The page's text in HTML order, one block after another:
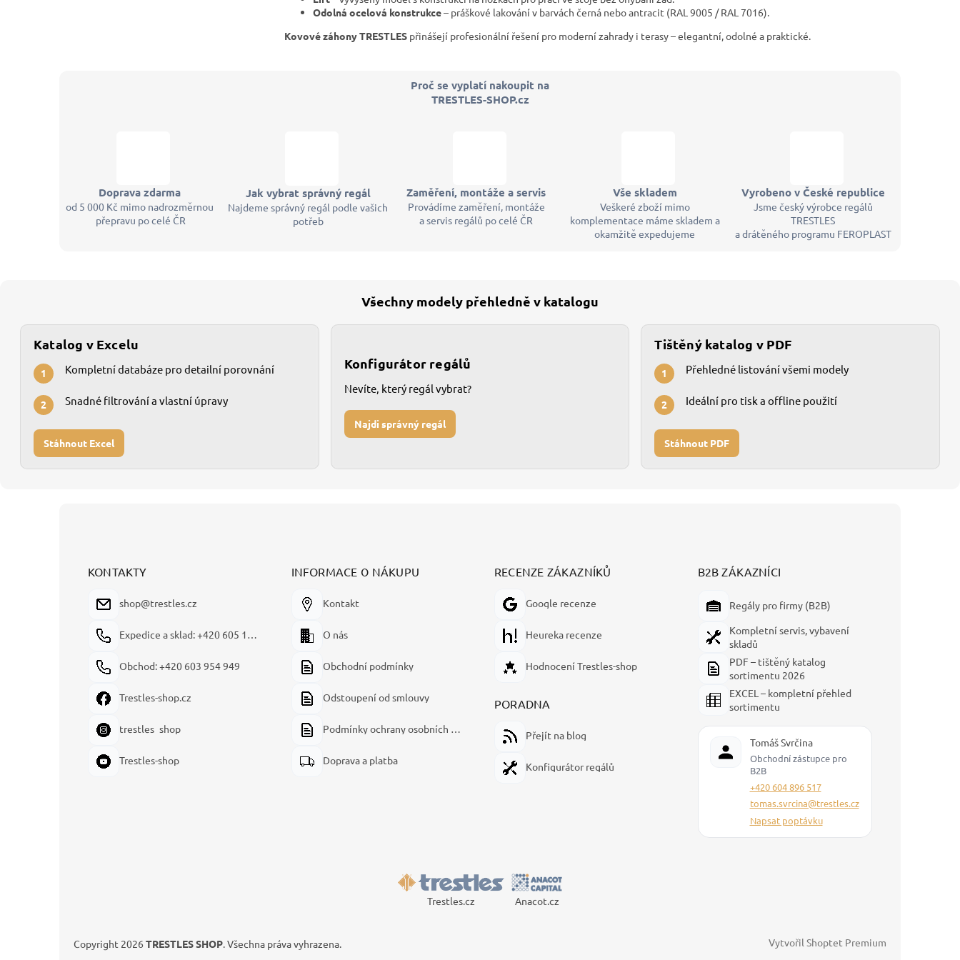
c
p
Odolná ocelová konstrukce– práškové lakování v barvách černá nebo antracit (RAL 9005 / RAL 7016).
Kovové záhony TRESTLES přinášejí profesionální řešení pro moderní zahrady i terasy – elegantní, odolné a praktické.
Proč se vyplatí nakoupit na
TRESTLES-SHOP.cz
Doprava zdarma
od 5 000 Kč mimo nadrozměrnou
přepravu po celé ČR
Jak vybrat správný regál
Najdeme správný regál podle vašich
potřeb
Zaměření, montáže a servis
Provádíme zaměření, montáže
a servis regálů po celé ČR
Vše skladem
Veškeré zboží mimo
komplementace máme skladem a
okamžitě expedujeme
Vyrobeno v České republice
Jsme český výrobce regálů
TRESTLES
a drátěného programu FEROPLAST
Všechny modely přehledně v katalogu
Katalog v Excelu
1 Kompletní databáze pro detailní porovnání
2 Snadné filtrování a vlastní úpravy
Stáhnout Excel
Konfigurátor regálů
Nevíte, který regál vybrat?
Najdi správný regál
Tištěný katalog v PDF
1 Přehledné listování všemi modely
2 Ideální pro tisk a offline použití
Stáhnout PDF
KONTAKTY
shop@trestles.cz
Expedice a sklad: +420 605 180 144
Obchod: +420 603 954 949
Trestles-shop.cz
trestles_shop
Trestles-shop
INFORMACE O NÁKUPU
Kontakt
O nás
Obchodní podmínky
Odstoupení od smlouvy
Podmínky ochrany osobních údajů
Doprava a platba
RECENZE ZÁKAZNÍKŮ
Google recenze
Heureka recenze
Hodnocení Trestles-shop
PORADNA
Přejít na blog
Konfigurátor regálů
B2B ZÁKAZNÍCI
Regály pro firmy (B2B)
Kompletní servis, vybavení
skladů
PDF – tištěný katalog
sortimentu 2026
EXCEL – kompletní přehled
sortimentu
Tomáš Svrčina
Obchodní zástupce pro
B2B
+420 604 896 517
tomas.svrcina@trestles.cz
Napsat poptávku
Trestles.cz Anacot.cz
Vytvořil Shoptet Premium
Copyright 2026 TRESTLES SHOP. Všechna práva vyhrazena.